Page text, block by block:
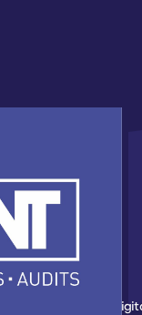
został Humint